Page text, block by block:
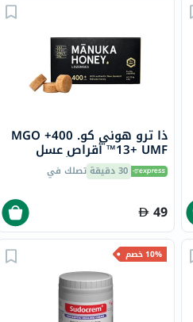
ذا ترو هوني كو. 400+ MGO
13+ UMF™ أقراص عسل
مانوكا 2.8 جرام 8 أقراص30 دقيقة تصلك في
49
10% خصم